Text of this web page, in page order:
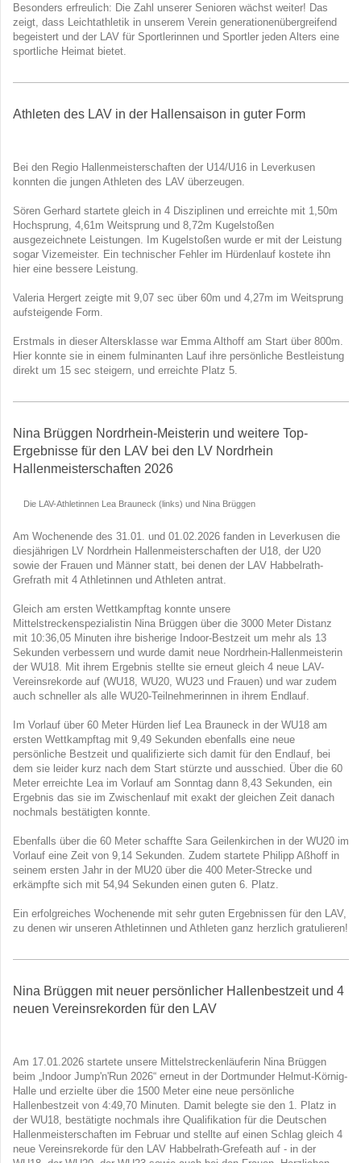
Besonders erfreulich: Die Zahl unserer Senioren wächst weiter! Das
zeigt, dass Leichtathletik in unserem Verein generationenübergreifend
begeistert und der LAV für Sportlerinnen und Sportler jeden Alters eine
sportliche Heimat bietet.
Athleten des LAV in der Hallensaison in guter Form
Bei den Regio Hallenmeisterschaften der U14/U16 in Leverkusen
konnten die jungen Athleten des LAV überzeugen.
Sören Gerhard startete gleich in 4 Disziplinen und erreichte mit 1,50m
Hochsprung, 4,61m Weitsprung und 8,72m Kugelstoßen
ausgezeichnete Leistungen. Im Kugelstoßen wurde er mit der Leistung
sogar Vizemeister. Ein technischer Fehler im Hürdenlauf kostete ihn
hier eine bessere Leistung.
Valeria Hergert zeigte mit 9,07 sec über 60m und 4,27m im Weitsprung
aufsteigende Form.
Erstmals in dieser Altersklasse war Emma Althoff am Start über 800m.
Hier konnte sie in einem fulminanten Lauf ihre persönliche Bestleistung
direkt um 15 sec steigern, und erreichte Platz 5.
Nina Brüggen Nordrhein-Meisterin und weitere Top-
Ergebnisse für den LAV bei den LV Nordrhein
Hallenmeisterschaften 2026
Die LAV-Athletinnen Lea Brauneck (links) und Nina Brüggen
Am Wochenende des 31.01. und 01.02.2026 fanden in Leverkusen die
diesjährigen LV Nordrhein Hallenmeisterschaften der U18, der U20
sowie der Frauen und Männer statt, bei denen der LAV Habbelrath-
Grefrath mit 4 Athletinnen und Athleten antrat.
Gleich am ersten Wettkampftag konnte unsere
Mittelstreckenspezialistin Nina Brüggen über die 3000 Meter Distanz
mit 10:36,05 Minuten ihre bisherige Indoor-Bestzeit um mehr als 13
Sekunden verbessern und wurde damit neue Nordrhein-Hallenmeisterin
der WU18. Mit ihrem Ergebnis stellte sie erneut gleich 4 neue LAV-
Vereinsrekorde auf (WU18, WU20, WU23 und Frauen) und war zudem
auch schneller als alle WU20-Teilnehmerinnen in ihrem Endlauf.
Im Vorlauf über 60 Meter Hürden lief Lea Brauneck in der WU18 am
ersten Wettkampftag mit 9,49 Sekunden ebenfalls eine neue
persönliche Bestzeit und qualifizierte sich damit für den Endlauf, bei
dem sie leider kurz nach dem Start stürzte und ausschied. Über die 60
Meter erreichte Lea im Vorlauf am Sonntag dann 8,43 Sekunden, ein
Ergebnis das sie im Zwischenlauf mit exakt der gleichen Zeit danach
nochmals bestätigten konnte.
Ebenfalls über die 60 Meter schaffte Sara Geilenkirchen in der WU20 im
Vorlauf eine Zeit von 9,14 Sekunden. Zudem startete Philipp Aßhoff in
seinem ersten Jahr in der MU20 über die 400 Meter-Strecke und
erkämpfte sich mit 54,94 Sekunden einen guten 6. Platz.
Ein erfolgreiches Wochenende mit sehr guten Ergebnissen für den LAV,
zu denen wir unseren Athletinnen und Athleten ganz herzlich gratulieren!
Nina Brüggen mit neuer persönlicher Hallenbestzeit und 4
neuen Vereinsrekorden für den LAV
Am 17.01.2026 startete unsere Mittelstreckenläuferin Nina Brüggen
beim „Indoor Jump'n'Run 2026“ erneut in der Dortmunder Helmut-Körnig-
Halle und erzielte über die 1500 Meter eine neue persönliche
Hallenbestzeit von 4:49,70 Minuten. Damit belegte sie den 1. Platz in
der WU18, bestätigte nochmals ihre Qualifikation für die Deutschen
Hallenmeisterschaften im Februar und stellte auf einen Schlag gleich 4
neue Vereinsrekorde für den LAV Habbelrath-Grefeath auf - in der